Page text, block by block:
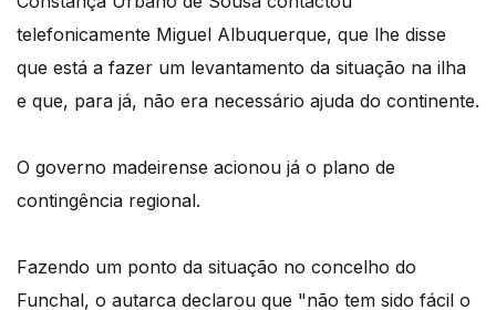
telefonicamente Miguel Albuquerque, que lhe disse
que está a fazer um levantamento da situação na ilha
e que, para já, não era necessário ajuda do continente.
O governo madeirense acionou já o plano de
contingência regional.
Fazendo um ponto da situação no concelho do
Funchal, o autarca declarou que "não tem sido fácil o